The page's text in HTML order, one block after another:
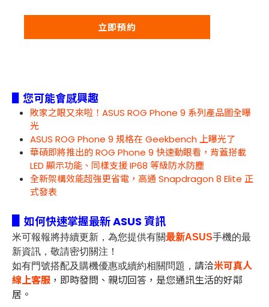
立即預約
▋您可能會感興趣
敗家之眼又來啦！ASUS ROG Phone 9 系列產品圖全曝
光
ASUS ROG Phone 9 規格在 Geekbench 上曝光了
華碩即將推出的 ROG Phone 9 快速動眼看，背蓋搭載
LED 顯示功能、同樣支援 IP68 等級防水防塵
全新架構效能超強更省電，高通 Snapdragon 8 Elite 正
式發表
如何快速掌握最新 ASUS 資訊
米可報報將持續更新，為您提供有關最新ASUS手機的最
新資訊，敬請密切關注！
如有門號搭配及購機優惠或續約相關問題， 請洽米可真人
線上客服 ，即時發問、親切回答，是您通訊生活的好鄰
居。